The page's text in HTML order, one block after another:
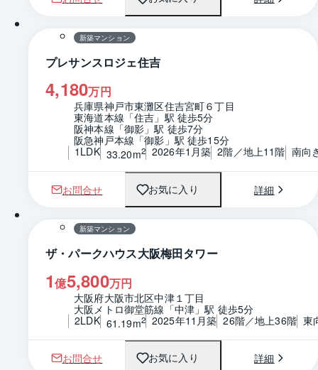
1 / 0 間取り
新築マンション
プレサンスロジェ住吉
4,180万円
兵庫県神戸市東灘区住吉宮町６丁目
東海道本線「住吉」駅 徒歩5分
阪神本線「御影」駅 徒歩7分
阪急神戸本線「御影」駅 徒歩15分
1LDK 33.20m2 2026年1月築 2階／地上11階 南向
お問合せ お気に入り 詳細
1 / 0
新築マンション
ザ・パークハウス大阪梅田タワー
1億5,800万円
大阪府大阪市北区中津１丁目
大阪メトロ御堂筋線「中津」駅 徒歩5分
2LDK 61.19m2 2025年11月築 26階／地上36階 東
お問合せ お気に入り 詳細
1 / 0